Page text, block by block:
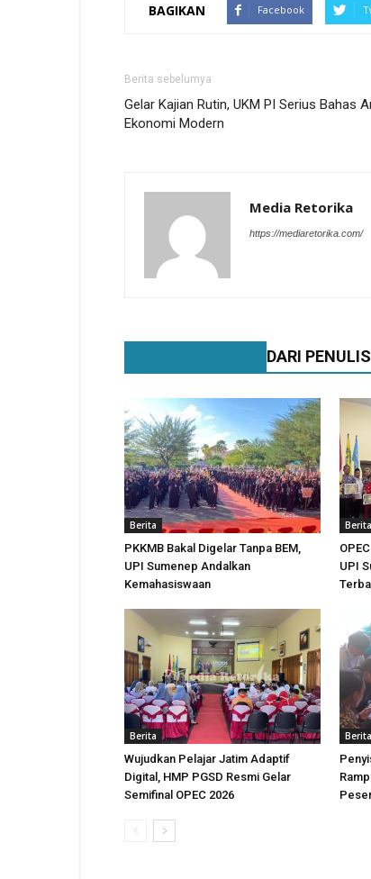
BAGIKAN Facebook
Berita sebelumya
Gelar Kajian Rutin, UKM PI Serius Bahas
Ekonomi Modern
Media Retorika
https://mediaretorika.com/
DARI PENULIS
Berita
PKKMB Bakal Digelar Tanpa BEM,
UPI Sumenep Andalkan
Kemahasiswaan
Berita
UPI
Berita
Wujudkan Pelajar Jatim Adaptif
Digital, HMP PGSD Resmi Gelar
Semifinal OPEC 2026
Berita